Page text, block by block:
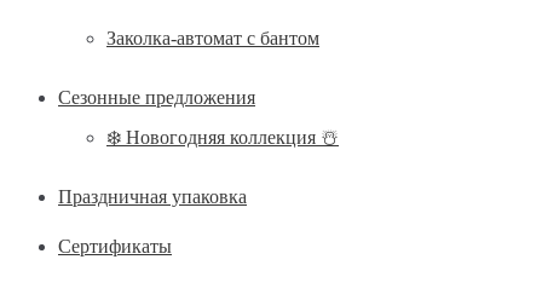
Заколка-автомат с бантом
Сезонные предложения
❄️ Новогодняя коллекция ☃️
Праздничная упаковка
Сертификаты